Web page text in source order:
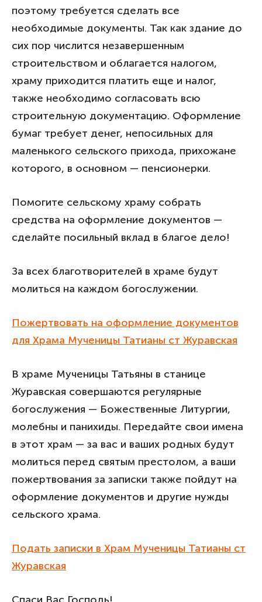
поэтому требуется сделать все
необходимые документы. Так как здание до
сих пор числится незавершенным
строительством и облагается налогом,
храму приходится платить еще и налог,
также необходимо согласовать всю
строительную документацию. Оформление
бумаг требует денег, непосильных для
маленького сельского прихода, прихожане
которого, в основном — пенсионерки.
Помогите сельскому храму собрать
средства на оформление документов —
сделайте посильный вклад в благое дело!
За всех благотворителей в храме будут
молиться на каждом богослужении.
Пожертвовать на оформление документов
для Храма Мученицы Татианы ст Журавская
В храме Мученицы Татьяны в станице
Журавская совершаются регулярные
богослужения — Божественные Литургии,
молебны и панихиды. Передайте свои имена
в этот храм — за вас и ваших родных будут
молиться перед святым престолом, а ваши
пожертвования за записки также пойдут на
оформление документов и другие нужды
сельского храма.
Подать записки в Храм Мученицы Татианы ст
Журавская